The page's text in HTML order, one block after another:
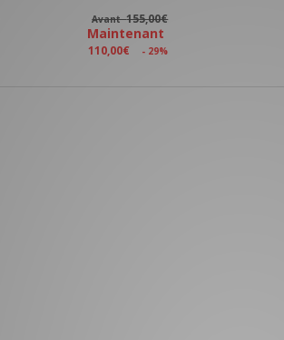
Avant155,00€
Maintenant
110,00€ - 29%